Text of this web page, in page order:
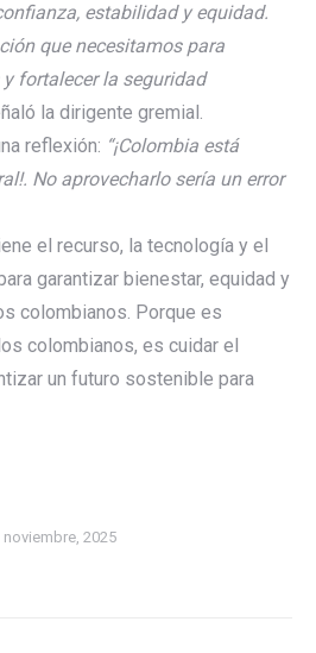
estabilidad y equidad.
que necesitamos para
fortalecer la seguridad
la dirigente gremial.
reflexión: “¡Colombia está
No aprovecharlo sería un error
el recurso, la tecnología y el
garantizar bienestar, equidad y
colombianos. Porque es
colombianos, es cuidar el
un futuro sostenible para
noviembre, 2025